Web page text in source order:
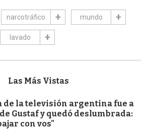
narcotráfico mundo
lavado
Las Más Vistas
de la televisión argentina fue a
Gustaf y quedó deslumbrada:
con vos"